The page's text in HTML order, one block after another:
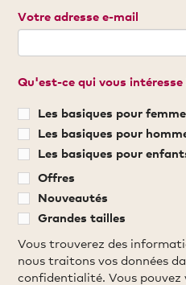
Votre adresse e-mail
Qu'est-ce qui vous intéresse
Les basiques pour
Les basiques pour
Les basiques pour
Offres
Nouveautés
Grandes tailles
Vous trouverez des
nous traitons vos données
confidentialité. Vous